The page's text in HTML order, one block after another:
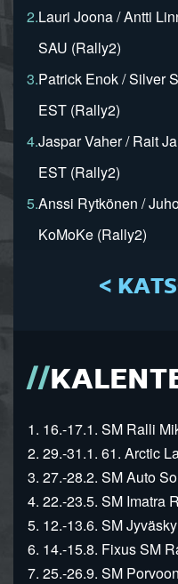
2.Lauri Joona / Antti
SAU (Rally2)
3.Patrick Enok / Silver
EST (Rally2)
4.Jaspar Vaher / Rait
EST (Rally2)
5.Anssi Rytkönen /
KoMoKe (Rally2)
<
1. 16.-17.1. SM Ralli
2. 29.-31.1. 61. Arctic
3. 27.-28.2. SM Auto
4. 22.-23.5. SM Imatra
5. 12.-13.6. SM
6. 14.-15.8. Fixus SM
7. 25.-26.9. SM